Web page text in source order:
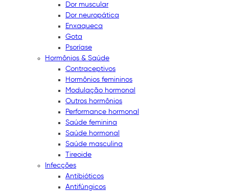
Dor muscular
Dor neuropática
Enxaqueca
Gota
Psoríase
Hormônios & Saúde
Contraceptivos
Hormônios femininos
Modulação hormonal
Outros hormônios
Performance hormonal
Saúde feminina
Saúde hormonal
Saúde masculina
Tireoide
Infecções
Antibióticos
Antifúngicos